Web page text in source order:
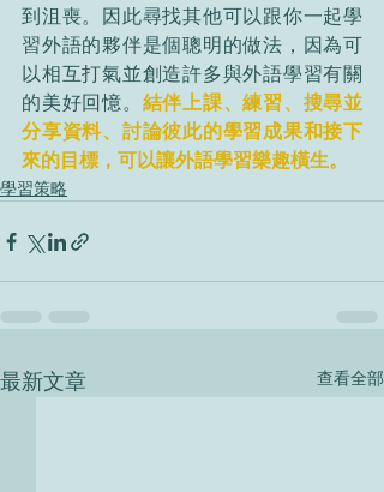
到沮喪。因此尋找其他可以跟你一起學
習外語的夥伴是個聰明的做法，因為可
以相互打氣並創造許多與外語學習有關
的美好回憶。 結伴上課、練習、搜尋並
分享資料、討論彼此的學習成果和接下
來的目標，可以讓外語學習樂趣橫生。
學習策略
最新文章 查看全部